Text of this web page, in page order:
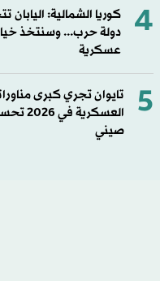
4
كوريا الشمالية: اليابان
دولة حرب... وسنتخذ
عسكرية
5
تايوان تجري كبرى
العسكرية
صيني